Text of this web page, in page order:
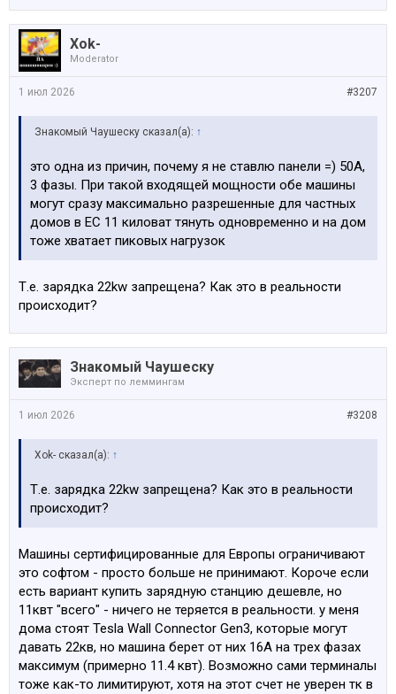
Xok-
Moderator
#3207
1 июл 2026
Знакомый Чаушеску сказал(а): ↑
это одна из причин, почему я не ставлю панели =) 50А,
3 фазы. При такой входящей мощности обе машины
могут сразу максимально разрешенные для частных
домов в ЕС 11 киловат тянуть одновременно и на дом
тоже хватает пиковых нагрузок
Т.е. зарядка 22kw запрещена? Как это в реальности
происходит?
Знакомый Чаушеску
Эксперт по леммингам
#3208
1 июл 2026
Xok- сказал(а): ↑
Т.е. зарядка 22kw запрещена? Как это в реальности
происходит?
Машины сертифицированные для Европы ограничивают
это софтом - просто больше не принимают. Короче если
есть вариант купить зарядную станцию дешевле, но
11квт "всего" - ничего не теряется в реальности. у меня
дома стоят Tesla Wall Connector Gen3, которые могут
давать 22кв, но машина берет от них 16А на трех фазах
максимум (примерно 11.4 квт). Возможно сами терминалы
тоже как-то лимитируют, хотя на этот счет не уверен тк в